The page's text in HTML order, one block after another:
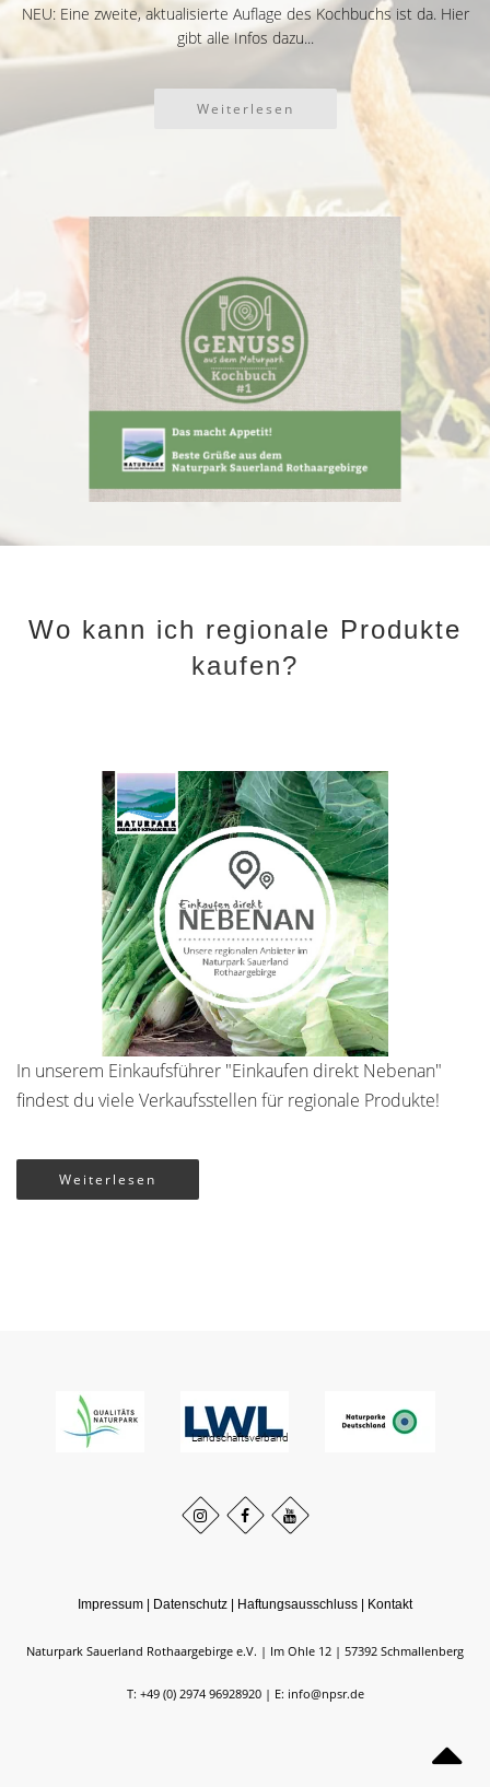
NEU: Eine zweite, aktualisierte Auflage des Kochbuchs ist da. Hier
gibt alle Infos dazu...
Weiterlesen
Wo kann ich regionale Produkte
kaufen?
In unserem Einkaufsführer "Einkaufen direkt Nebenan"
findest du viele Verkaufsstellen für regionale Produkte!
Weiterlesen
Impressum Datenschutz Haftungsausschluss Kontakt
Naturpark Sauerland Rothaargebirge e.V. Im Ohle 12 57392 Schmallenberg
T: +49 (0) 2974 96928920 E: info@npsr.de